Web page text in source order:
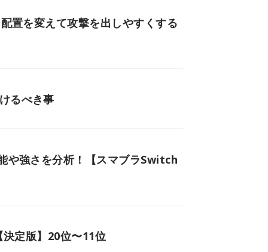
置を変えて攻撃を出しやすくする
るべき事
や強さを分析！【スマブラSwitch
定版】20位〜11位